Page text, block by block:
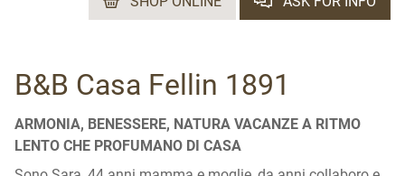
B&B Casa Fellin 1891
ARMONIA, BENESSERE, NATURA VACANZE A RITMO
LENTO CHE PROFUMANO DI CASA